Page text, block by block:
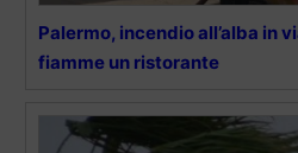
Palermo, incendio all’alba in
fiamme un ristorante